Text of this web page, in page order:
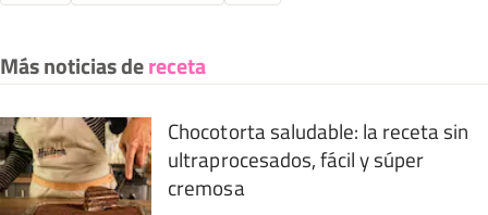
Más noticias dereceta
Chocotorta saludable: la receta sin
ultraprocesados, fácil y súper
cremosa